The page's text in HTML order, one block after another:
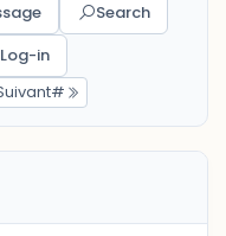
Search
Log-in